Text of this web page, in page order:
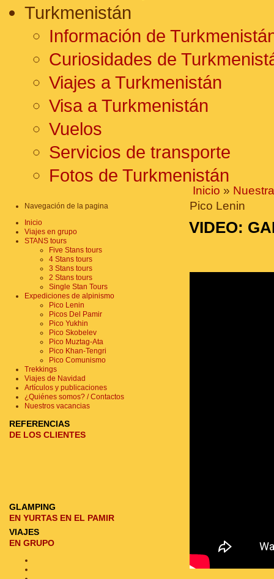
Turkmenistán
Información de
Curiosidades de
Viajes a Turkmenistán
Visa a Turkmenistán
Vuelos
Servicios de transporte
Fotos de Turkmenistán
Inicio »
Pico Lenin
VIDEO:
Navegación de la pagina
Inicio
Viajes en grupo
STANS tours
Five Stans tours
4 Stans tours
3 Stans tours
2 Stans tours
Single Stan Tours
Expediciones de alpinismo
Pico Lenin
Picos Del Pamir
Pico Yukhin
Pico Skobelev
Pico Muztag-Ata
Pico Khan-Tengri
Pico Comunismo
Trekkings
Viajes de Navidad
Artículos y publicaciones
¿Quiénes somos? / Contactos
Nuestros vacancias
REFERENCIAS
DE LOS CLIENTES
GLAMPING
EN YURTAS EN EL PAMIR
VIAJES
EN GRUPO